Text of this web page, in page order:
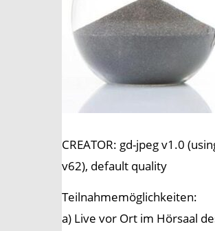
CREATOR: gd-jpeg v1.0
v62), default quality
Teilnahmemöglichkeiten:
a) Live vor Ort im Hörsaal